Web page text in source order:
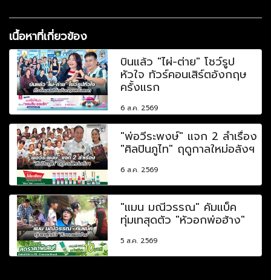
เนื้อหาที่เกี่ยวข้อง
บินแล้ว "ไผ่-ต่าย" โชว์รูป
หัวใจ ทัวร์คอนเสิร์ตอังกฤษ
ครั้งแรก
6 ส.ค. 2569
"พ่อวีระพงษ์" แจก 2 ลำเรื่อง
"ศิลปินภูไท" ฤดูกาลใหม่อลังฯ
6 ส.ค. 2569
"แมน มณีวรรณ" คัมแบ็ค
ทุ่มเทสุดตัว "หัวอกพ่อฮ้าง"
5 ส.ค. 2569